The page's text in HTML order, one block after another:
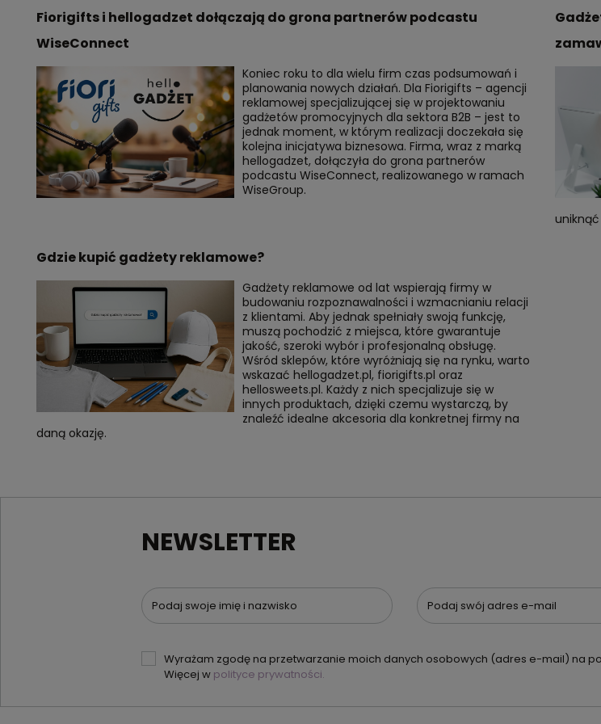
Fiorigifts i hellogadzet dołączają do grona partnerów podcastu
WiseConnect
Koniec roku to dla wielu firm czas podsumowań i
planowania nowych działań. Dla Fiorigifts – agencji
reklamowej specjalizującej się w projektowaniu
gadżetów promocyjnych dla sektora B2B – jest to
jednak moment, w którym realizacji doczekała się
kolejna inicjatywa biznesowa. Firma, wraz z marką
hellogadzet, dołączyła do grona partnerów
podcastu WiseConnect, realizowanego w ramach
WiseGroup.
Gdzie kupić gadżety reklamowe?
Gadżety reklamowe od lat wspierają firmy w
budowaniu rozpoznawalności i wzmacnianiu relacji
z klientami. Aby jednak spełniały swoją funkcję,
muszą pochodzić z miejsca, które gwarantuje
jakość, szeroki wybór i profesjonalną obsługę.
Wśród sklepów, które wyróżniają się na rynku, warto
wskazać hellogadzet.pl, fiorigifts.pl oraz
hellosweets.pl. Każdy z nich specjalizuje się w
innych produktach, dzięki czemu wystarczą, by
znaleźć idealne akcesoria dla konkretnej firmy na
daną okazję.
NEWSLETTER
Podaj swoje imię i nazwisko Podaj swój adres e-mail
Wyrażam zgodę na przetwarzanie moich danych osobowych (adres e-mail) na
Więcej w polityce prywatności.